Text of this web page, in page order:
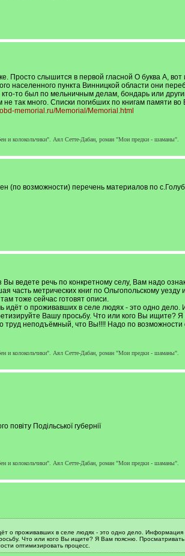
Просто слышится в первой гласной О буква А,
населенного пункта Винницкой области они
то был по мельничным делам, бондарь или
так много. Списки погибших по книгам памяти
memorial.ru/Memorial/Memorial.html
и колокольчики". Аял Сетте-Дабан, роман "Мои предки - шаманы".
(по возможности) перечень материалов по
Вы ведете речь по конкретному селу, Вам надо
часть метрических книг по Ольгопольскому
тоже сейчас готовят описи.
о проживавших в селе людях - это одно
Вашу просьбу. Что или кого Вы ищите?
труд неподъёмный, что Вы!!!! Надо по возможности
и колокольчики". Аял Сетте-Дабан, роман "Мои предки - шаманы".
повіту Подільської губернії
и колокольчики". Аял Сетте-Дабан, роман "Мои предки - шаманы".
о проживавших в селе людях - это одно дело.
Что или кого Вы ищите? Я Вам поясню.
оптимизировать процесс.